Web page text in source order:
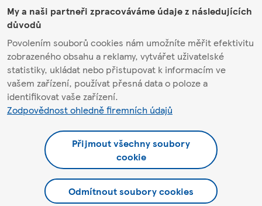
My a naši partneři zpracováváme údaje z následujících
důvodů
Povolením souborů cookies nám umožníte měřit efektivitu
zobrazeného obsahu a reklamy, vytvářet uživatelské
statistiky, ukládat nebo přistupovat k informacím ve
vašem zařízení, používat přesná data o poloze a
identifikovat vaše zařízení.
Zodpovědnost ohledně firemních údajů
Přijmout všechny soubory
cookie
Odmítnout soubory cookies